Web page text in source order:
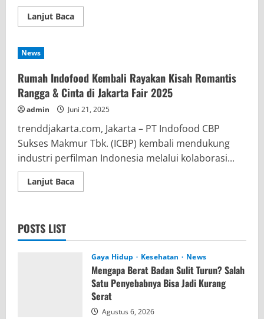
Lanjut BacaRead
more
Para
Tokoh
Masyarakat
&
Tokoh
Ucapkan
Selamat
Ulang
Tahun
Serta
Berikan
Doa
yang
News
Rumah Indofood Kembali Rayakan Kisah Romantis
Rangga & Cinta di Jakarta Fair 2025
admin Juni 21, 2025
trenddjakarta.com, Jakarta – PT Indofood CBP
Sukses Makmur Tbk. (ICBP) kembali mendukung
industri perfilman Indonesia melalui kolaborasi...
Lanjut BacaRead
more
Kisah
Rangga
Cinta
Jakarta
POSTS LIST
Gaya Hidup Kesehatan News
Mengapa Berat Badan Sulit Turun? Salah
Satu Penyebabnya Bisa Jadi Kurang
Serat
Agustus 6, 2026